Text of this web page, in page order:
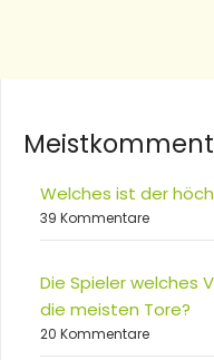
Welches ist der
39 Kommentare
Die Spieler welches
die meisten Tore?
20 Kommentare